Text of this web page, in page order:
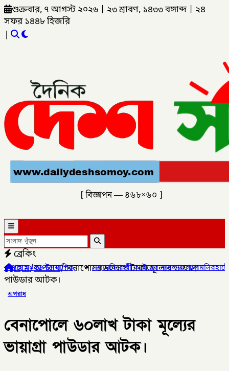
শুক্রবার, ৭ আগস্ট ২০২৬ ২৩ শ্রাবণ, ১৪৩৩ বঙ্গাব্দ
২৪
সফর ১৪৪৮ হিজরি
|
[ বিজ্ঞাপন — ৪৬৮×৬০ ]
ব্রেকিং
✦সন্ত্রাসবিরোধী আইনের মামলায় লালমনিরহাটের সাবেক জেলা পরিষদ
হোম/অপরাধ/বেনাপোলে ৬০লাখ টাকা মূল্যের ভায়াগ্রা
পাউডার আটক।
অপরাধ
বেনাপোলে ৬০লাখ টাকা মূল্যের
ভায়াগ্রা পাউডার আটক।